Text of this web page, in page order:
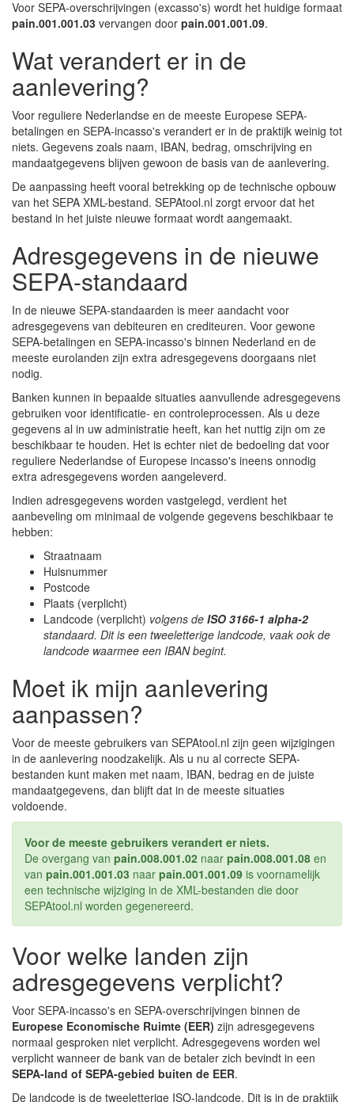
Voor SEPA-overschrijvingen (excasso's) wordt het huidige formaat
pain.001.001.03 vervangen door pain.001.001.09.
Wat verandert er in de
aanlevering?
Voor reguliere Nederlandse en de meeste Europese SEPA-
betalingen en SEPA-incasso's verandert er in de praktijk weinig tot
niets. Gegevens zoals naam, IBAN, bedrag, omschrijving en
mandaatgegevens blijven gewoon de basis van de aanlevering.
De aanpassing heeft vooral betrekking op de technische opbouw
van het SEPA XML-bestand. SEPAtool.nl zorgt ervoor dat het
bestand in het juiste nieuwe formaat wordt aangemaakt.
Adresgegevens in de nieuwe
SEPA-standaard
In de nieuwe SEPA-standaarden is meer aandacht voor
adresgegevens van debiteuren en crediteuren. Voor gewone
SEPA-betalingen en SEPA-incasso's binnen Nederland en de
meeste eurolanden zijn extra adresgegevens doorgaans niet
nodig.
Banken kunnen in bepaalde situaties aanvullende adresgegevens
gebruiken voor identificatie- en controleprocessen. Als u deze
gegevens al in uw administratie heeft, kan het nuttig zijn om ze
beschikbaar te houden. Het is echter niet de bedoeling dat voor
reguliere Nederlandse of Europese incasso's ineens onnodig
extra adresgegevens worden aangeleverd.
Indien adresgegevens worden vastgelegd, verdient het
aanbeveling om minimaal de volgende gegevens beschikbaar te
hebben:
Straatnaam
Huisnummer
Postcode
Plaats (verplicht)
Landcode (verplicht) volgens de ISO 3166-1 alpha-2
standaard. Dit is een tweeletterige landcode, vaak ook de
landcode waarmee een IBAN begint.
Moet ik mijn aanlevering
aanpassen?
Voor de meeste gebruikers van SEPAtool.nl zijn geen wijzigingen
in de aanlevering noodzakelijk. Als u nu al correcte SEPA-
bestanden kunt maken met naam, IBAN, bedrag en de juiste
mandaatgegevens, dan blijft dat in de meeste situaties
voldoende.
Voor de meeste gebruikers verandert er niets.
De overgang van pain.008.001.02 naar pain.008.001.08 en
van pain.001.001.03 naar pain.001.001.09 is voornamelijk
een technische wijziging in de XML-bestanden die door
SEPAtool.nl worden gegenereerd.
Voor welke landen zijn
adresgegevens verplicht?
Voor SEPA-incasso's en SEPA-overschrijvingen binnen de
Europese Economische Ruimte (EER) zijn adresgegevens
normaal gesproken niet verplicht. Adresgegevens worden wel
verplicht wanneer de bank van de betaler zich bevindt in een
SEPA-land of SEPA-gebied buiten de EER.
De landcode is de tweeletterige ISO-landcode. Dit is in de praktijk